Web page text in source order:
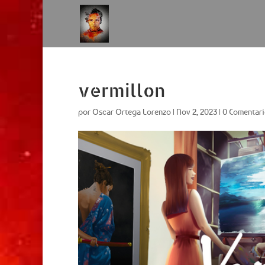
vermillon
por Oscar Ortega Lorenzo | Nov 2, 2023 | 0